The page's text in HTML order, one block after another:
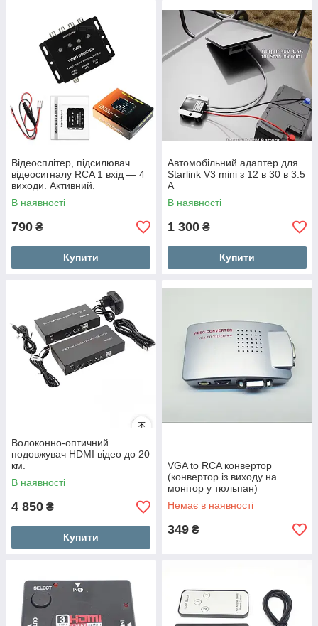
Відеосплітер, підсилювач
відеосигналу RCA 1 вхід — 4
виходи. Активний.
В наявності
790 ₴
Купити
Автомобільний адаптер для
Starlink V3 mini з 12 в 30 в 3.5
A
В наявності
1 300 ₴
Купити
Волоконно-оптичний
подовжувач HDMI відео до 20
км.
В наявності
4 850 ₴
Купити
VGA to RCA конвертор
(конвертор із виходу на
монітор у тюльпан)
Немає в наявності
349 ₴